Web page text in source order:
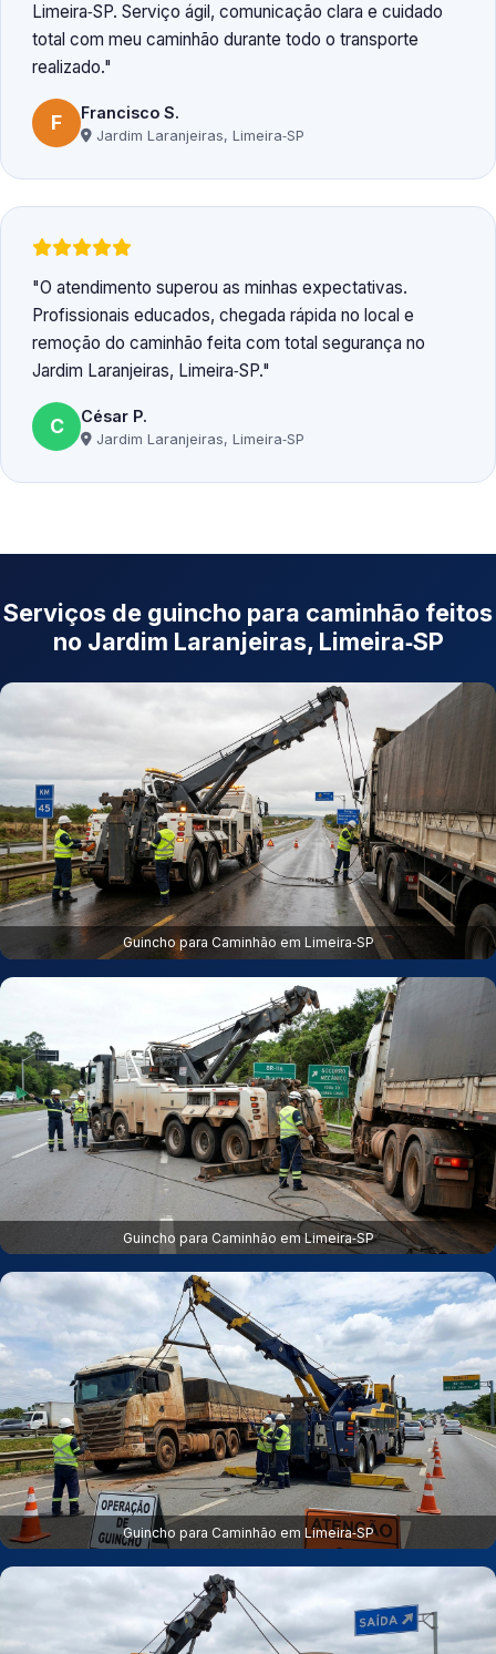
Limeira‑SP. Serviço ágil, comunicação clara e cuidado
total com meu caminhão durante todo o transporte
realizado.
F Francisco S.
Jardim Laranjeiras, Limeira‑SP
O atendimento superou as minhas expectativas.
Profissionais educados, chegada rápida no local e
remoção do caminhão feita com total segurança no
Jardim Laranjeiras, Limeira‑SP.
C César P.
Jardim Laranjeiras, Limeira‑SP
Serviços de guincho para caminhão feitos
no Jardim Laranjeiras, Limeira‑SP
Guincho para Caminhão em Limeira‑SP
Guincho para Caminhão em Limeira‑SP
Guincho para Caminhão em Limeira‑SP